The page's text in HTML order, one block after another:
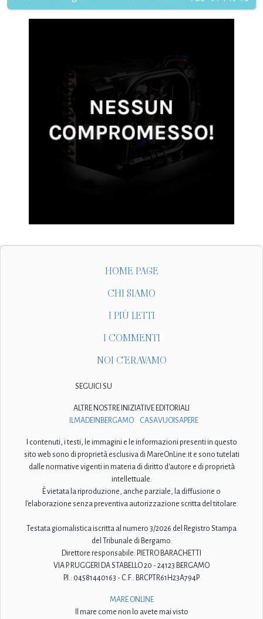
HOME PAGE
CHI SIAMO
I PIÙ LETTI
I COMMENTI
NOI C'ERAVAMO
SEGUICI SU
ALTRE NOSTRE INIZIATIVE EDITORIALI
ILMADEINBERGAMO
CASAVUOISAPERE
I contenuti, i testi, le immagini e le informazioni presenti in questo
sito web sono di proprietà esclusiva di MareOnLine.it e sono tutelati
dalle normative vigenti in materia di diritto d'autore e di proprietà
intellettuale.
È vietata la riproduzione, anche parziale, la diffusione o
l'elaborazione senza preventiva autorizzazione scritta del titolare.
Testata giornalistica iscritta al numero 3/2026 del Registro Stampa
del Tribunale di Bergamo.
Direttore responsabile: PIETRO BARACHETTI
VIA P. RUGGERI DA STABELLO 20 - 24123 BERGAMO
P.I.: 04581440163 - C.F.: BRCPTR61H23A794P
MARE ONLINE
Il mare come non lo avete mai visto